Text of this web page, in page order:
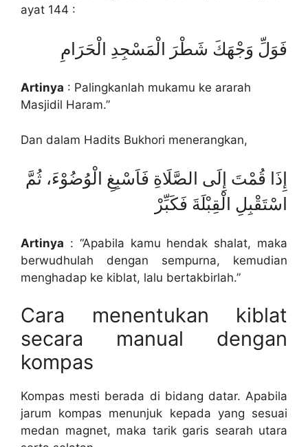
ayat 144 :
فَوَلِّ وَجْهَكَ شَطْرَ الْمَسْجِدِ الْحَرَامِ
Artinya : Palingkanlah mukamu ke ararah
Masjidil Haram.”
Dan dalam Hadits Bukhori menerangkan,
إِذَا قُمْتَ إِلَى الصَّلَاةِ فَاَسْبِغِ الْوُضُوْءَ، ثُمَّ
اسْتَقْبِلِ الْقِبْلَةَ فَكَبِّرْ
Artinya : “Apabila kamu hendak shalat, maka
berwudhulah dengan sempurna, kemudian
menghadap ke kiblat, lalu bertakbirlah.”
Cara menentukan kiblat
secara manual dengan
kompas
Kompas mesti berada di bidang datar. Apabila
jarum kompas menunjuk kepada yang sesuai
medan magnet, maka tarik garis searah utara